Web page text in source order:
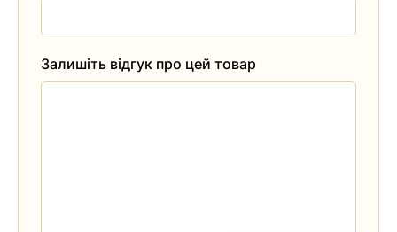
Залишіть відгук про цей товар